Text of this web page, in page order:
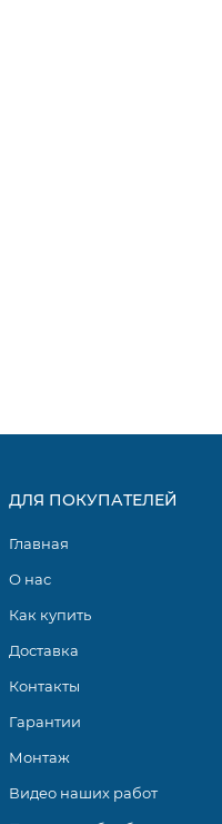
ДЛЯ ПОКУПАТЕЛЕЙ
Главная
О нас
Как купить
Доставка
Контакты
Гарантии
Монтаж
Видео наших работ